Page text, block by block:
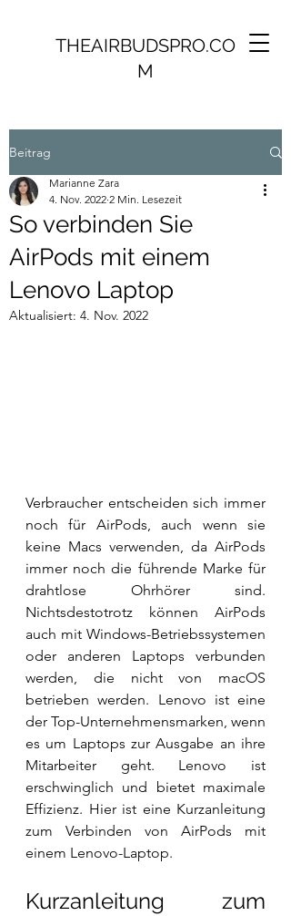
THEAIRBUDSPRO.CO
M
Beitrag
So verbinden Sie
AirPods mit einem
Lenovo Laptop
Marianne Zara
4. Nov. 2022 2 Min. Lesezeit
Aktualisiert: 4. Nov. 2022
Verbraucher entscheiden sich immer
noch für AirPods, auch wenn sie
keine Macs verwenden, da AirPods
immer noch die führende Marke für
drahtlose Ohrhörer sind.
Nichtsdestotrotz können AirPods
auch mit Windows-Betriebssystemen
oder anderen Laptops verbunden
werden, die nicht von macOS
betrieben werden. Lenovo ist eine
der Top-Unternehmensmarken, wenn
es um Laptops zur Ausgabe an ihre
Mitarbeiter geht. Lenovo ist
erschwinglich und bietet maximale
Effizienz. Hier ist eine Kurzanleitung
zum Verbinden von AirPods mit
einem Lenovo-Laptop.
Kurzanleitung zum